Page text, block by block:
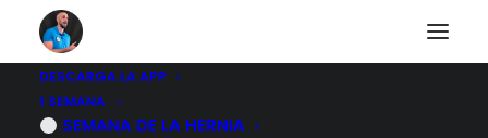
DESCARGA LA APP
1 SEMANA
SEMANA DE LA HERNIA